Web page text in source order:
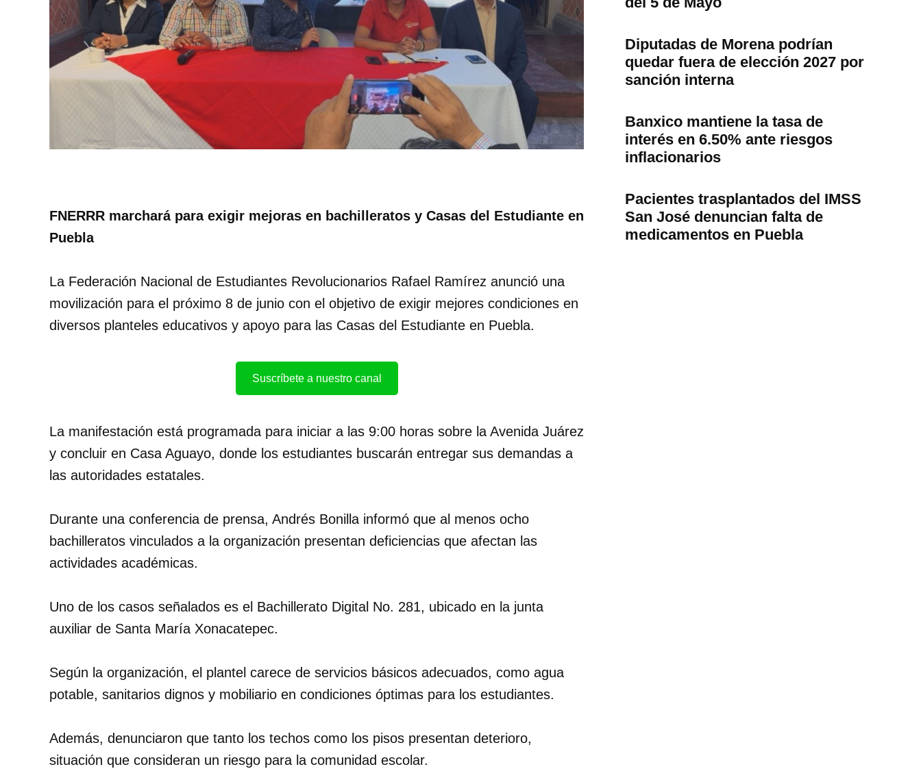
FNERRR marchará para exigir mejoras en bachilleratos y Casas del Estudiante en
Puebla
La Federación Nacional de Estudiantes Revolucionarios Rafael Ramírez anunció una
movilización para el próximo 8 de junio con el objetivo de exigir mejores condiciones en
diversos planteles educativos y apoyo para las Casas del Estudiante en Puebla.
Suscríbete a nuestro canal
La manifestación está programada para iniciar a las 9:00 horas sobre la Avenida Juárez
y concluir en Casa Aguayo, donde los estudiantes buscarán entregar sus demandas a
las autoridades estatales.
Durante una conferencia de prensa, Andrés Bonilla informó que al menos ocho
bachilleratos vinculados a la organización presentan deficiencias que afectan las
actividades académicas.
Uno de los casos señalados es el Bachillerato Digital No. 281, ubicado en la junta
auxiliar de Santa María Xonacatepec.
Según la organización, el plantel carece de servicios básicos adecuados, como agua
potable, sanitarios dignos y mobiliario en condiciones óptimas para los estudiantes.
Además, denunciaron que tanto los techos como los pisos presentan deterioro,
situación que consideran un riesgo para la comunidad escolar.
Diputadas de Morena podrían
quedar fuera de elección 2027 por
sanción interna
Banxico mantiene la tasa de
interés en 6.50% ante riesgos
inflacionarios
Pacientes trasplantados del IMSS
San José denuncian falta de
medicamentos en Puebla